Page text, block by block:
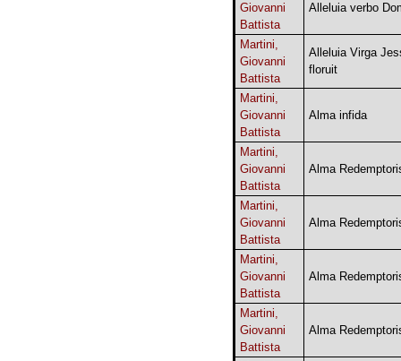
Giovanni
Battista
Alleluia verbo
Martini,
Giovanni
Battista
Alleluia Virga
floruit
Martini,
Giovanni
Battista
Alma infida
Martini,
Giovanni
Battista
Alma
Martini,
Giovanni
Battista
Alma
Martini,
Giovanni
Battista
Alma
Martini,
Giovanni
Battista
Alma